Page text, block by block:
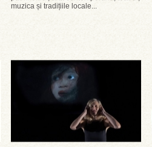
muzica și tradițiile locale...